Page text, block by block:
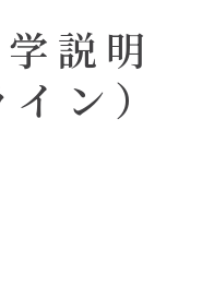
説明
ン）